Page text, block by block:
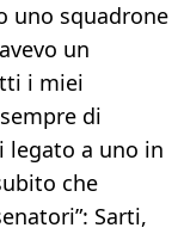
uno squadrone
un
i miei
di
legato a uno in
che
Sarti,